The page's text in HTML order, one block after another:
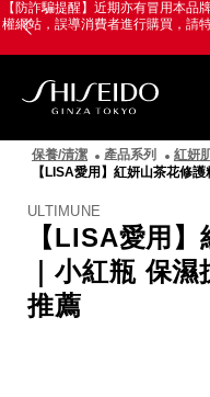
跳
至
Skip
to
LINE導購享
資
生
際
保養/清潔 產品系列
紅妍
【LISA愛用】紅妍山茶花修
ULTIMUNE
【LISA愛用
｜小紅瓶 保
推薦